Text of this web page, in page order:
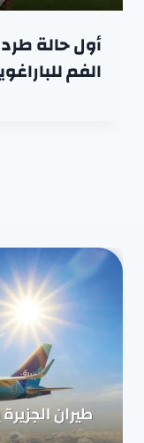
أول حالة
الفم